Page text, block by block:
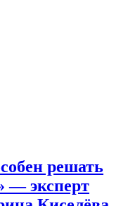
решать
— эксперт